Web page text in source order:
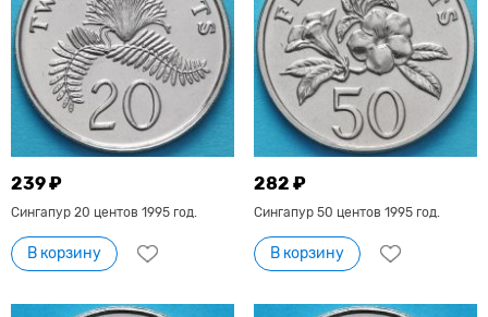
239 ₽
Сингапур 20 центов 1995 год.
В корзину
282 ₽
Сингапур 50 центов 1995 год.
В корзину